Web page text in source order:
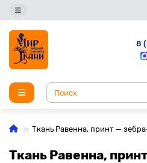
8
Ткань Равенна, принт —
Ткань Равенна,